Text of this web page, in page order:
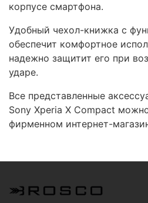
корпусе смартфона.
Удобный чехол-книжка с
обеспечит комфортное
надежно защитит его при
ударе.
Все представленные
Sony Xperia X Compact
фирменном интернет-